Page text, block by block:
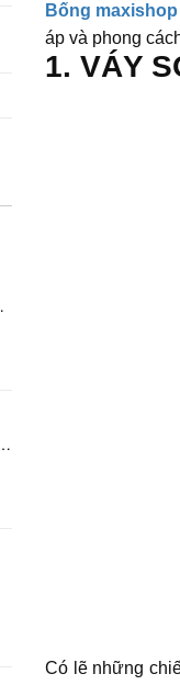
Bống maxishop
áp và phong
1. VÁY
Có lẽ những